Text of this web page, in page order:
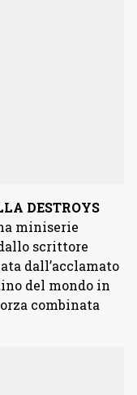
DESTROYS
miniserie
scrittore
dall’acclamato
del mondo in
combinata